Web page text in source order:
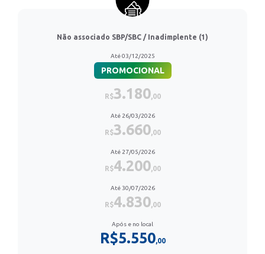
Não associado SBP/SBC / Inadimplente (1)
Até 03/12/2025
PROMOCIONAL
R$3.180,00
Até 26/03/2026
R$3.660,00
Até 27/05/2026
R$4.200,00
Até 30/07/2026
R$4.830,00
Após e no local
R$5.550,00